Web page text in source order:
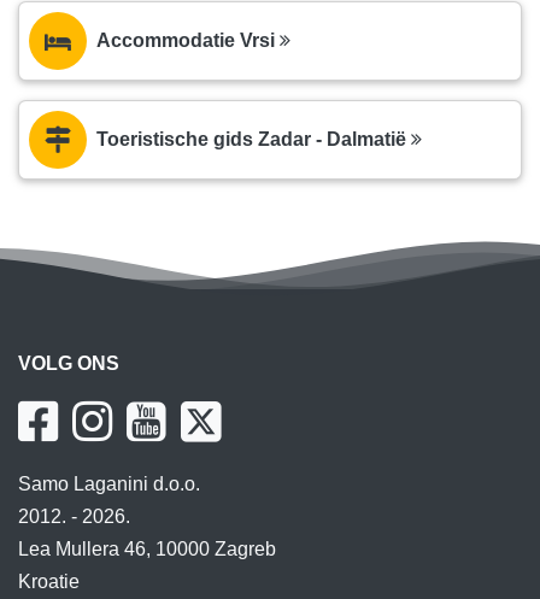
Accommodatie Vrsi
Toeristische gids Zadar - Dalmatië
VOLG ONS
Samo Laganini d.o.o.
2012. - 2026.
Lea Mullera 46, 10000 Zagreb
Kroatie